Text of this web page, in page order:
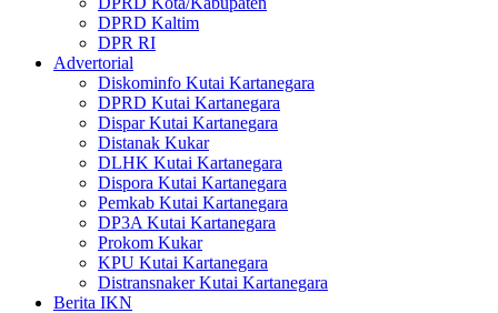
DPRD Kaltim
DPR RI
Advertorial
Diskominfo Kutai Kartanegara
DPRD Kutai Kartanegara
Dispar Kutai Kartanegara
Distanak Kukar
DLHK Kutai Kartanegara
Dispora Kutai Kartanegara
Pemkab Kutai Kartanegara
DP3A Kutai Kartanegara
Prokom Kukar
KPU Kutai Kartanegara
Distransnaker Kutai Kartanegara
Berita IKN